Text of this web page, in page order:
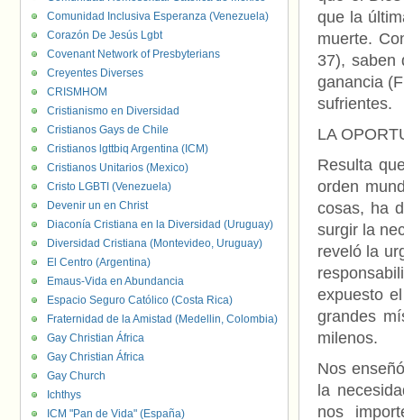
que la
muerte.
37), saben
ganancia
sufrientes.
LA
Resulta
orden
cosas, ha
surgir la
reveló la
expuesto
grandes
milenos.
Nos
la
nos
Comunidad Inclusiva Esperanza (Venezuela)
Corazón De Jesús Lgbt
Covenant Network of Presbyterians
Creyentes Diverses
CRISMHOM
Cristianismo en Diversidad
Cristianos Gays de Chile
Cristianos lgttbiq Argentina (ICM)
Cristianos Unitarios (Mexico)
Cristo LGBTI (Venezuela)
Devenir un en Christ
Diaconía Cristiana en la Diversidad (Uruguay)
Diversidad Cristiana (Montevideo, Uruguay)
El Centro (Argentina)
Emaus-Vida en Abundancia
Espacio Seguro Católico (Costa Rica)
Fraternidad de la Amistad (Medellin, Colombia)
Gay Christian África
Gay Christian África
Gay Church
Ichthys
ICM "Pan de Vida" (España)